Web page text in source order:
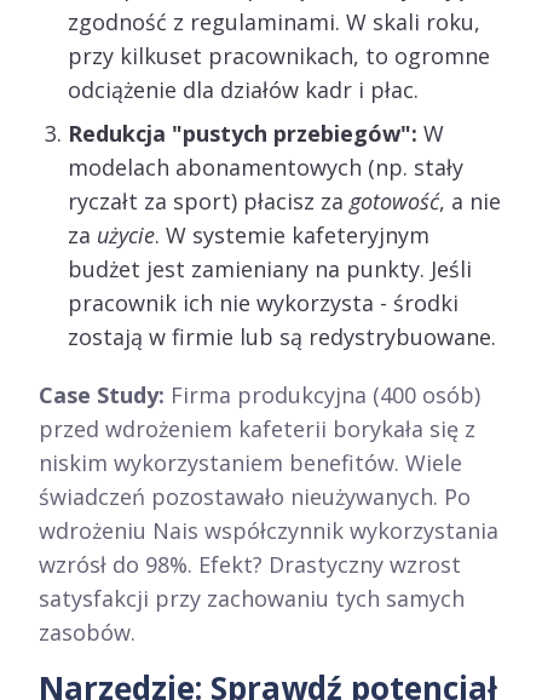
zgodność z regulaminami. W skali roku,
przy kilkuset pracownikach, to ogromne
odciążenie dla działów kadr i płac.
Redukcja "pustych przebiegów": W
modelach abonamentowych (np. stały
ryczałt za sport) płacisz za gotowość, a nie
za użycie. W systemie kafeteryjnym
budżet jest zamieniany na punkty. Jeśli
pracownik ich nie wykorzysta - środki
zostają w firmie lub są redystrybuowane.
Case Study: Firma produkcyjna (400 osób)
przed wdrożeniem kafeterii borykała się z
niskim wykorzystaniem benefitów. Wiele
świadczeń pozostawało nieużywanych. Po
wdrożeniu Nais współczynnik wykorzystania
wzrósł do 98%. Efekt? Drastyczny wzrost
satysfakcji przy zachowaniu tych samych
zasobów.
Narzędzie: Sprawdź potencjał